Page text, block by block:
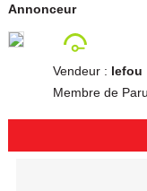
Annonceur
Vendeur : lefou
Membre de